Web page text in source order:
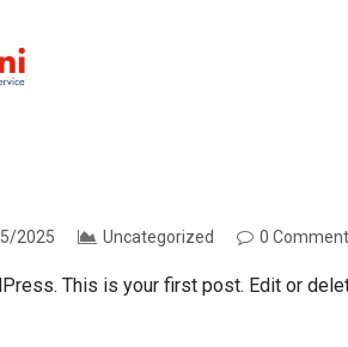
2025 Uncategorized 0
This is your first post. Edit or